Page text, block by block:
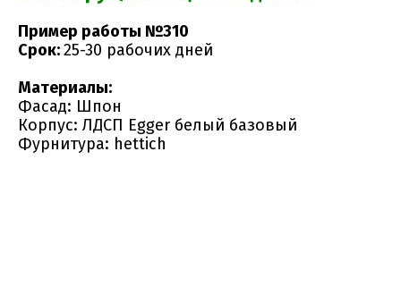
Пример работы №310
Срок:25-30 рабочих дней
Материалы:
Фасад: Шпон
Корпус: ЛДСП Egger белый базовый
Фурнитура: hettich